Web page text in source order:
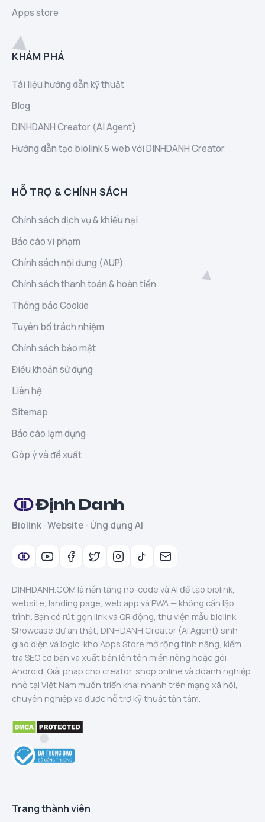
Apps store
KHÁM PHÁ
Tài liệu hướng dẫn kỹ thuật
Blog
DINHDANH Creator (AI Agent)
Hướng dẫn tạo biolink & web với DINHDANH Creator
HỖ TRỢ & CHÍNH SÁCH
Chính sách dịch vụ & khiếu nại
Báo cáo vi phạm
Chính sách nội dung (AUP)
Chính sách thanh toán & hoàn tiền
Thông báo Cookie
Tuyên bố trách nhiệm
Chính sách bảo mật
Điều khoản sử dụng
Liên hệ
Sitemap
Báo cáo lạm dụng
Góp ý và đề xuất
Định Danh
Biolink · Website · Ứng dụng AI
DINHDANH.COM là nền tảng no-code và AI để tạo biolink,
website, landing page, web app và PWA — không cần lập
trình. Bạn có rút gọn link và QR động, thư viện mẫu biolink,
Showcase dự án thật, DINHDANH Creator (AI Agent) sinh
giao diện và logic, kho Apps Store mở rộng tính năng, kiểm
tra SEO cơ bản và xuất bản lên tên miền riêng hoặc gói
Android. Giải pháp cho creator, shop online và doanh nghiệp
nhỏ tại Việt Nam muốn triển khai nhanh trên mạng xã hội,
chuyên nghiệp và được hỗ trợ kỹ thuật tận tâm.
Trang thành viên